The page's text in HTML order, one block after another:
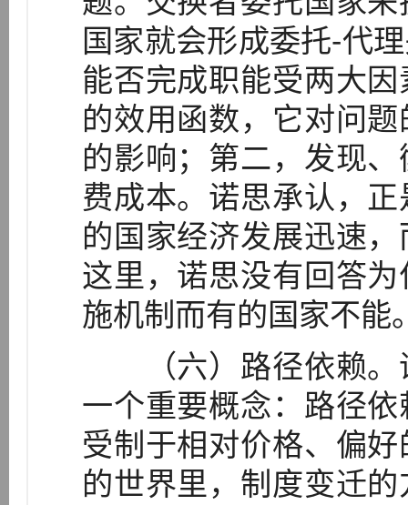
国家就会形成委托-代
能否完成职能受两大
的效用函数，它对问
的影响；第二，发现
费成本。诺思承认，
的国家经济发展迅速
这里，诺思没有回答
施机制而有的国家不能
（六）路径依赖。
一个重要概念：路径
受制于相对价格、偏
的世界里，制度变迁